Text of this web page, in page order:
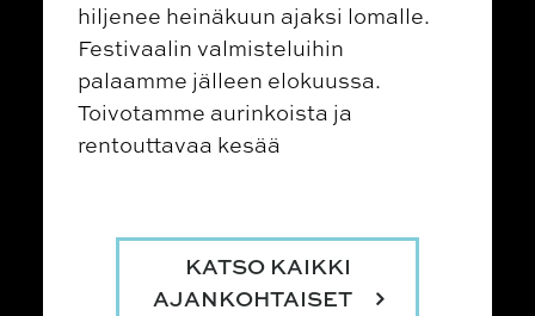
hiljenee heinäkuun ajaksi lomalle.
Festivaalin valmisteluihin
palaamme jälleen elokuussa.
Toivotamme aurinkoista ja
rentouttavaa kesää
KATSO KAIKKI
AJANKOHTAISET